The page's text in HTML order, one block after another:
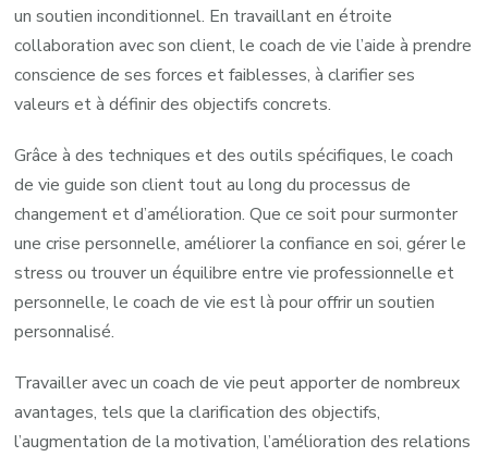
un soutien inconditionnel. En travaillant en étroite
collaboration avec son client, le coach de vie l’aide à prendre
conscience de ses forces et faiblesses, à clarifier ses
valeurs et à définir des objectifs concrets.
Grâce à des techniques et des outils spécifiques, le coach
de vie guide son client tout au long du processus de
changement et d’amélioration. Que ce soit pour surmonter
une crise personnelle, améliorer la confiance en soi, gérer le
stress ou trouver un équilibre entre vie professionnelle et
personnelle, le coach de vie est là pour offrir un soutien
personnalisé.
Travailler avec un coach de vie peut apporter de nombreux
avantages, tels que la clarification des objectifs,
l’augmentation de la motivation, l’amélioration des relations